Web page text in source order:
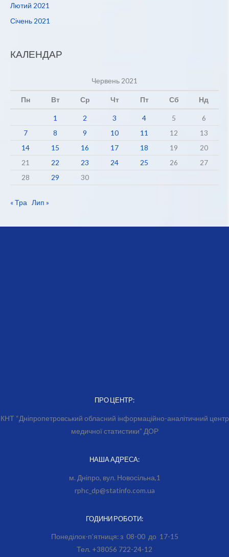
Лютий 2021
Січень 2021
КАЛЕНДАР
Червень 2021
Пн Вт Ср Чт Пт Сб Нд
1 2 3 4 5
6
7
8 9 10 11 12
13
14
15 16 17 18 19
20
21
22 23 24 25 26
27
28
29 30
« Тра Лип »
ПРО ЦЕНТР:
КНТ “Дніпропетровський обласний інформаційно-аналітичний центр
медичної статистики” ДОР
НАША АДРЕСА:
м. Дніпро, вул. Новосільна,1
rphc_dp@statinfo.com.ua
ГОДИНИ РОБОТИ:
Понеділок-п’ятниця: з 08-00 до 17-15
Тел. +38056 722-24-12